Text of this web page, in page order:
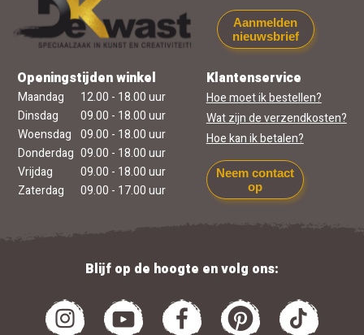
Aanmelden
nieuwsbrief
Openingstijden winkel
Maandag
12.00 - 18.00 uur
Dinsdag
09.00 - 18.00 uur
Woensdag 09.00 - 18.00 uur
Donderdag 09.00 - 18.00 uur
Vrijdag
09.00 - 18.00 uur
Zaterdag
09.00 - 17.00 uur
Klantenservice
Hoe moet ik bestellen?
Wat zijn de verzendkosten?
Hoe kan ik betalen?
Neem contact
op
Blijf op de hoogte en volg ons: